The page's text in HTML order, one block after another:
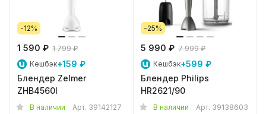
-12%
1 590 ₽ 1 799 ₽
Кешбэк+159 ₽
Блендер Zelmer
ZHB4560I
В наличии Арт. 39142127
-25%
5 990 ₽ 7 999 ₽
Кешбэк+599 ₽
Блендер Philips
HR2621/90
В наличии Арт. 39138603